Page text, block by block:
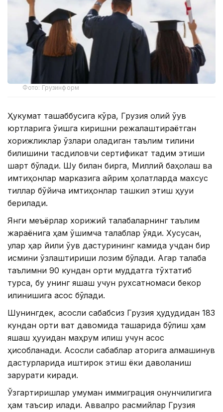
Фото: Грузинформ
Ҳукумат ташаббусига кўра, Грузия олий ўқув
юртларига ўқишга киришни режалаштираётган
хорижликлар ўзлари оладиган таълим тилини
билишини тасдиқловчи сертификат тақдим этиши
шарт бўлади. Шу билан бирга, Миллий баҳолаш ва
имтиҳонлар марказига айрим ҳолатларда махсус
тиллар бўйича имтиҳонлар ташкил этиш ҳуқуқи
берилади.
Янги меъёрлар хорижий талабаларнинг таълим
жараёнига ҳам қўшимча талаблар қўяди. Хусусан,
улар ҳар йили ўқув дастурининг камида учдан бир
қисмини ўзлаштириши лозим бўлади. Агар талаба
таълимни 90 кундан ортиқ муддатга тўхтатиб
турса, бу унинг яшаш учун рухсатномаси бекор
қилинишига асос бўлади.
Шунингдек, асосли сабабсиз Грузия ҳудудидан 183
кундан ортиқ вақт давомида ташқарида бўлиш ҳам
яшаш ҳуқуқидан маҳрум қилиш учун асос
ҳисобланади. Асосли сабаблар қаторига алмашинув
дастурларида иштирок этиш ёки даволаниш
зарурати киради.
Ўзгартиришлар умуман иммиграция қонунчилигига
ҳам таъсир қилади. Аввалроқ расмийлар Грузия